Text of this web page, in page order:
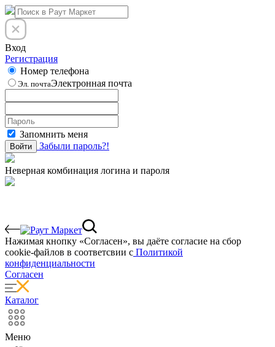
Вход
Регистрация
Номер телефона
Эл. почтаЭлектронная почта
Запомнить меня
Войти Забыли пароль?!
Неверная комбинация логина и пароля
Нажимая кнопку «Согласен», вы даёте cогласие на сбор
cookie-файлов в соответсвии с Политикой
конфиденциальности
Согласен
Каталог
Меню